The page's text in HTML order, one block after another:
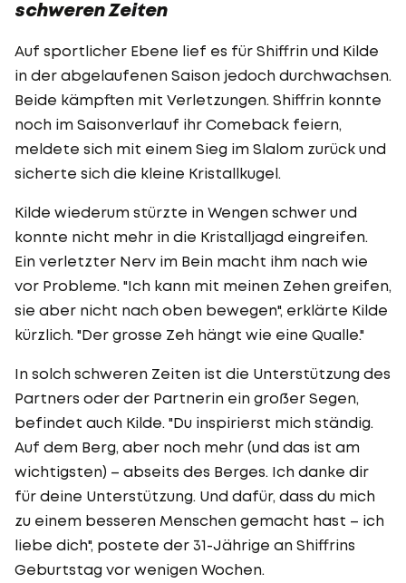
schweren Zeiten
Auf sportlicher Ebene lief es für Shiffrin und Kilde
in der abgelaufenen Saison jedoch durchwachsen.
Beide kämpften mit Verletzungen. Shiffrin konnte
noch im Saisonverlauf ihr Comeback feiern,
meldete sich mit einem Sieg im Slalom zurück und
sicherte sich die kleine Kristallkugel.
Kilde wiederum stürzte in Wengen schwer und
konnte nicht mehr in die Kristalljagd eingreifen.
Ein verletzter Nerv im Bein macht ihm nach wie
vor Probleme. "Ich kann mit meinen Zehen greifen,
sie aber nicht nach oben bewegen", erklärte Kilde
kürzlich. "Der grosse Zeh hängt wie eine Qualle."
In solch schweren Zeiten ist die Unterstützung des
Partners oder der Partnerin ein großer Segen,
befindet auch Kilde. "Du inspirierst mich ständig.
Auf dem Berg, aber noch mehr (und das ist am
wichtigsten) – abseits des Berges. Ich danke dir
für deine Unterstützung. Und dafür, dass du mich
zu einem besseren Menschen gemacht hast – ich
liebe dich", postete der 31-Jährige an Shiffrins
Geburtstag vor wenigen Wochen.